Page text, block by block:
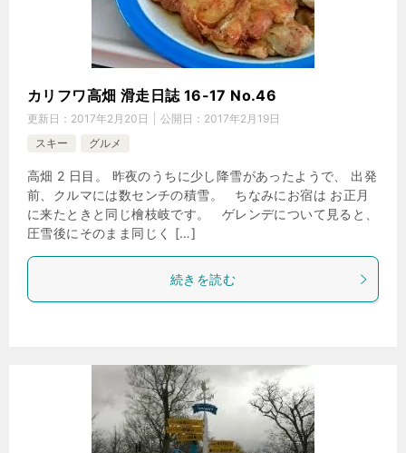
カリフワ高畑 滑走日誌 16-17 No.46
更新日： 2017年2月20日 公開日： 2017年2月19日
スキー
グルメ
高畑 2 日目。 昨夜のうちに少し降雪があったようで、 出発
前、クルマには数センチの積雪。 ちなみにお宿は お正月
に来たときと同じ檜枝岐です。 ゲレンデについて見ると、
圧雪後にそのまま同じく […]
続きを読む